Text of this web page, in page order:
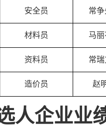
安全员 常争
材料员 马丽
资料员 常瑞
造价员 赵
人企业业